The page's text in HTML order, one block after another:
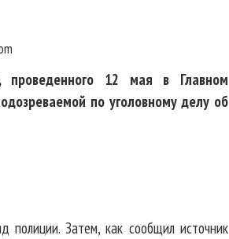
проведенного 12 мая в Главном
по уголовному делу об
полиции. Затем, как сообщил источник